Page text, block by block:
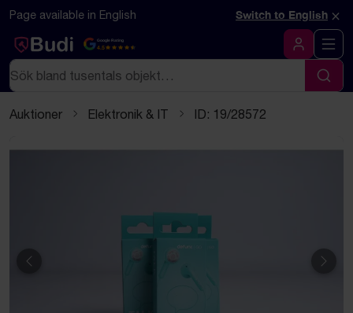
Hoppa till innehåll
Textbaserad (markdown) version av denna sida
Page available in English Switch to English ×
Google Rating
4.5
Logga in
Sök
Sök
Auktioner Elektronik & IT ID: 19/28572
Föregående